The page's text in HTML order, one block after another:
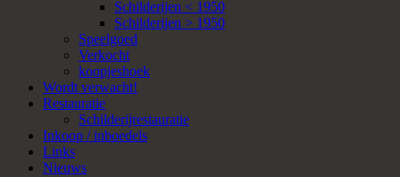
Schilderijen < 1950
Schilderijen > 1950
Speelgoed
Verkocht
koopjeshoek
Wordt verwacht!
Restauratie
Schilderijrestauratie
Inkoop / inboedels
Links
Nieuws